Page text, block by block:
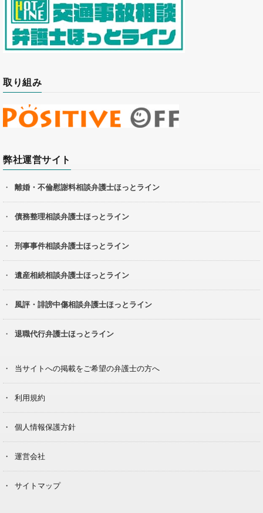
取り組み
弊社運営サイト
離婚・不倫慰謝料相談弁護士ほっとライン
債務整理相談弁護士ほっとライン
刑事事件相談弁護士ほっとライン
遺産相続相談弁護士ほっとライン
風評・誹謗中傷相談弁護士ほっとライン
退職代行弁護士ほっとライン
当サイトへの掲載をご希望の弁護士の方へ
利用規約
個人情報保護方針
運営会社
サイトマップ